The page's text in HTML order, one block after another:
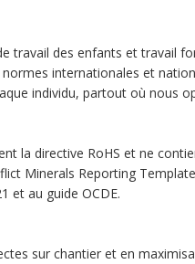
des enfants et travail
internationales et
individu, partout où nous
la directive RoHS et ne
Minerals Reporting
et au guide OCDE.
sur chantier et en